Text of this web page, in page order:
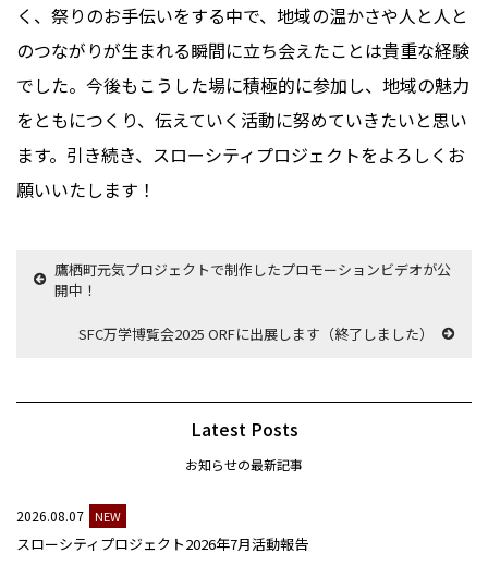
く、祭りのお手伝いをする中で、地域の温かさや人と人と
のつながりが生まれる瞬間に立ち会えたことは貴重な経験
でした。今後もこうした場に積極的に参加し、地域の魅力
をともにつくり、伝えていく活動に努めていきたいと思い
ます。引き続き、スローシティプロジェクトをよろしくお
願いいたします！
鷹栖町元気プロジェクトで制作したプロモーションビデオが公
開中！
SFC万学博覧会2025 ORFに出展します（終了しました）
Latest Posts
お知らせの最新記事
2026.08.07 NEW
スローシティプロジェクト2026年7月活動報告